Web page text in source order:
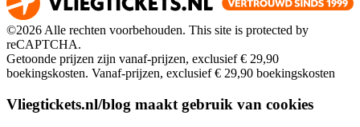
©2026 Alle rechten voorbehouden. This site is protected by
reCAPTCHA.
Getoonde prijzen zijn vanaf-prijzen, exclusief € 29,90
boekingskosten. Vanaf-prijzen, exclusief € 29,90 boekingskosten
Vliegtickets.nl/blog maakt gebruik van cookies